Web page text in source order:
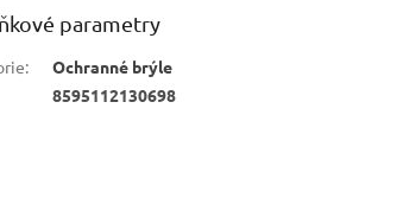
parametry
:
Ochranné brýle
8595112130698